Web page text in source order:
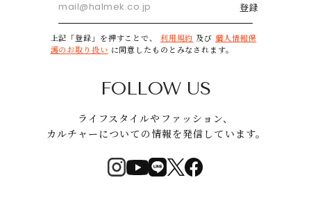
登録
上記「登録」を押すことで、 利用規約 及び 個人情報保
護のお取り扱い に同意したものとみなされます。
FOLLOW US
ライフスタイルやファッション、
カルチャーについての情報を発信しています。